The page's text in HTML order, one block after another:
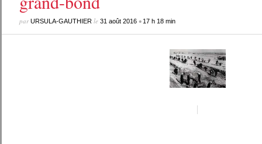
parURSULA-GAUTHIERle 31 août 2016• 17 h 18 min